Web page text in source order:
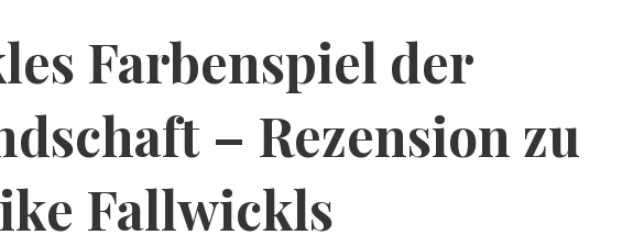
Farbenspiel der
– Rezension zu
Fallwickls